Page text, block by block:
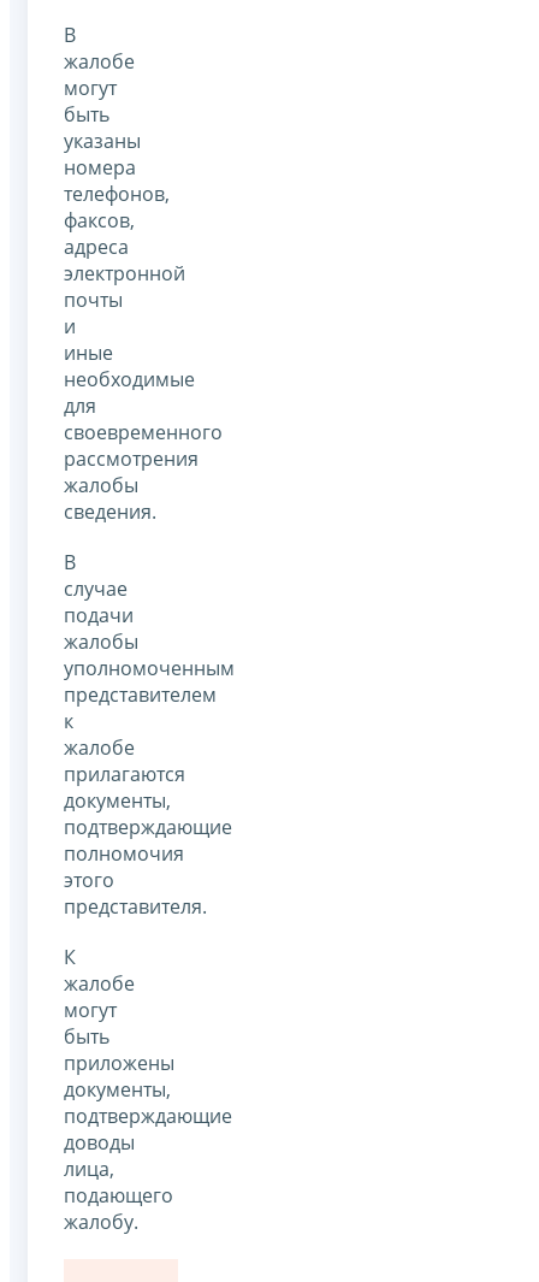
В
жалобе
могут
быть
указаны
номера
телефонов,
факсов,
адреса
электронной
почты
и
иные
необходимые
для
своевременного
рассмотрения
жалобы
сведения.
В
случае
подачи
жалобы
уполномоченным
представителем
к
жалобе
прилагаются
документы,
подтверждающие
полномочия
этого
представителя.
К
жалобе
могут
быть
приложены
документы,
подтверждающие
доводы
лица,
подающего
жалобу.